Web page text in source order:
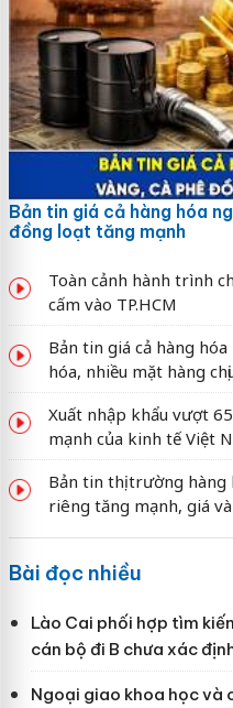
Bản tin giá cả hàng hóa
đồng loạt tăng mạnh
Toàn cảnh hành trình
cấm vào TP.HCM
Bản tin giá cả hàng
hóa, nhiều mặt hàng
Xuất nhập khẩu vượt
mạnh của kinh tế Việt
Bản tin thị trường hàng
riêng tăng mạnh, giá
Bài đọc nhiều
Lào Cai phối hợp tìm
cán bộ đi B chưa xác
Ngoại giao khoa học và